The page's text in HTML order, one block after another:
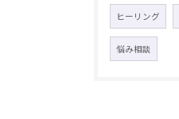
ヒーリング
悩み相談